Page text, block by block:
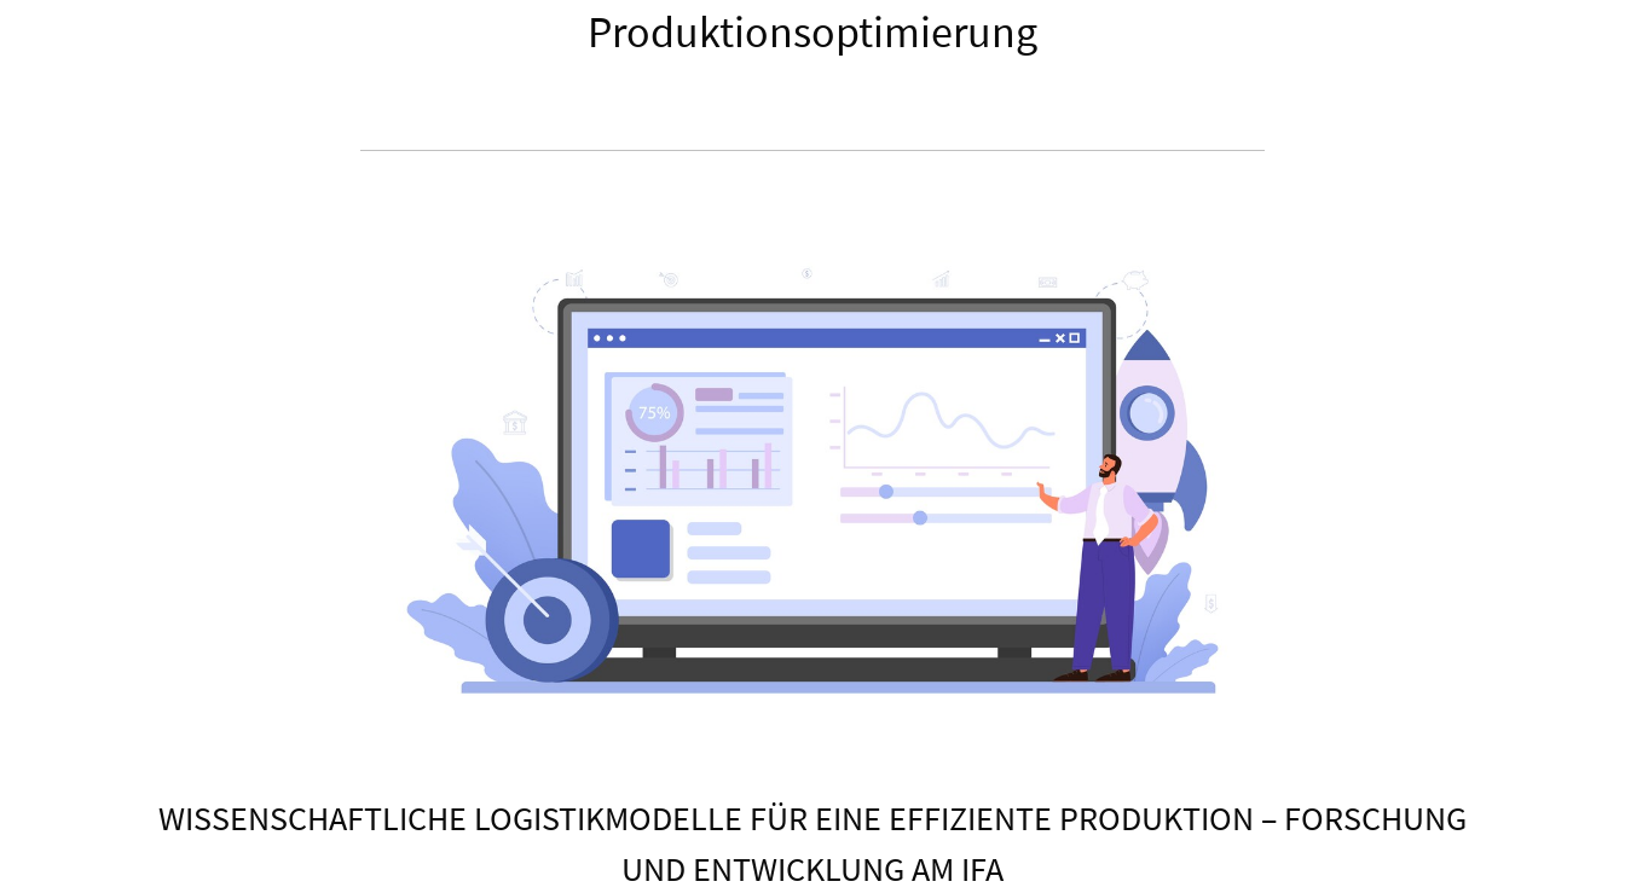
Produktionsoptimierung
WISSENSCHAFTLICHE LOGISTIKMODELLE FÜR EINE EFFIZIENTE PRODUKTION – FORSCHUNG
UND ENTWICKLUNG AM IFA